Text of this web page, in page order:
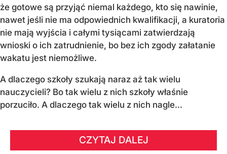
że gotowe są przyjąć niemal każdego, kto się nawinie,
nawet jeśli nie ma odpowiednich kwalifikacji, a kuratoria
nie mają wyjścia i całymi tysiącami zatwierdzają
wnioski o ich zatrudnienie, bo bez ich zgody załatanie
wakatu jest niemożliwe.
A dlaczego szkoły szukają naraz aż tak wielu
nauczycieli? Bo tak wielu z nich szkoły właśnie
porzuciło. A dlaczego tak wielu z nich nagle...
CZYTAJ DALEJ